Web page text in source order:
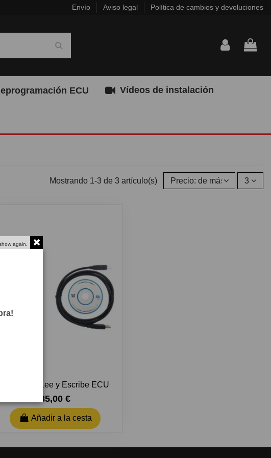
Envío Aviso legal Política de cambios y devoluciones
ECU Vídeos de instalación
Mostrando 1-3 de 3 artículo(s) Precio: de más bajo a más
3
Mpps V22 Lee y Escribe ECU
85,00 €
Añadir a la cesta
again.